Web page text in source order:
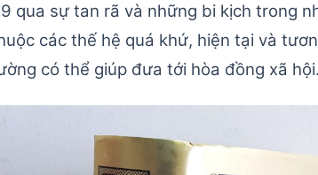
qua sự tan rã và những bi kịch trong
các thế hệ quá khứ, hiện tại và
có thể giúp đưa tới hòa đồng xã hội.